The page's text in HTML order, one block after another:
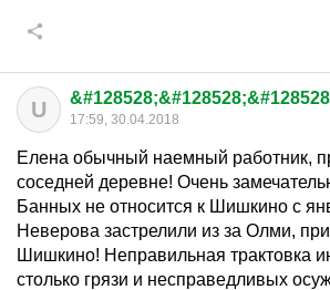
U 17:59, 30.04.2018
Елена обычный наемный работник,
соседней деревне! Очень
Банных не относится к Шишкино с
Неверова застрелили из за Олми,
Шишкино! Неправильная трактовка
столько грязи и несправедливых